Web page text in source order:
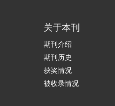
关于本刊
期刊介绍
期刊历史
获奖情况
被收录情况